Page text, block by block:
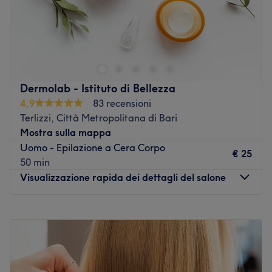
Benvenuti nel Centro di Estetica Avanzata Nirvana,
situato a Bari in Via Emanuele De Deo n. 40. Un luogo
dove la bellezza incontra l’equilibrio, dedicato al
sensoriale completa: dall’accoglienza, ai rituali di
benessere, fino ai trattamenti più innovativi di medicina e
chirurgia estetica in convenzione con lo Studio Medico
Chirurgico del Dott. Antonio Mancini. Vi aspettiamo!
Vai al salone
Dermolab - Istituto di Bellezza
4,9
83 recensioni
Terlizzi, Città Metropolitana di Bari
Mostra sulla mappa
Uomo - Epilazione a Cera Corpo
50 min
€ 25
Visualizzazione rapida dei dettagli del salone
09:00
09:00 –
20:00
Giovedì
09:00 –
Venerdì
09:00 – 20:00